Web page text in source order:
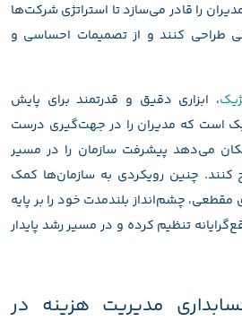
را قادر می‌سازد تا استراتژی شرکت‌ها
طراحی کنند و از تصمیمات احساسی و
، ابزاری دقیق و قدرتمند برای پایش
است که مدیران را در جهت‌گیری درست
می‌دهد پیشرفت سازمان را در مسیر
کنند. چنین رویکردی به سازمان‌ها کمک
چشم‌انداز بلندمدت خود را بر پایه
تنظیم کرده و در مسیر رشد پایدار
مدیریت هزینه در